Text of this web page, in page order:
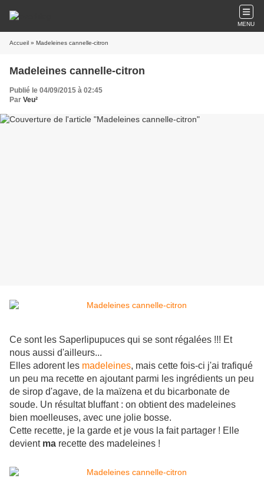
MENU
Accueil » Madeleines cannelle-citron
Madeleines cannelle-citron
Publié le 04/09/2015 à 02:45
Par Veu²
Ce sont les Saperlipupuces qui se sont régalées !!! Et
nous aussi d'ailleurs...
Elles adorent les madeleines, mais cette fois-ci j'ai trafiqué
un peu ma recette en ajoutant parmi les ingrédients un peu
de sirop d'agave, de la maïzena et du bicarbonate de
soude. Un résultat bluffant : on obtient des madeleines
bien moelleuses, avec une jolie bosse.
Cette recette, je la garde et je vous la fait partager ! Elle
devient ma recette des madeleines !